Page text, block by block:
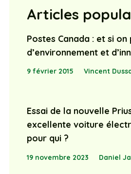
Articles
Postes Canada : et si
d’environnement et
9 février 2015 Vincent
Essai de la nouvelle
excellente voiture
pour qui ?
19 novembre 2023 Daniel